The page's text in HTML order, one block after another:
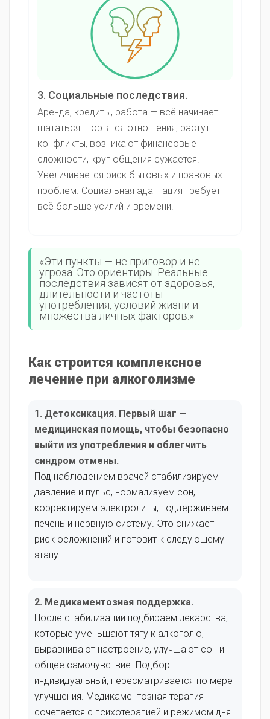
3. Социальные последствия.
Аренда, кредиты, работа — всё начинает
шататься. Портятся отношения, растут
конфликты, возникают финансовые
сложности, круг общения сужается.
Увеличивается риск бытовых и правовых
проблем. Социальная адаптация требует
всё больше усилий и времени.
«Эти пункты — не приговор и не
угроза. Это ориентиры. Реальные
последствия зависят от здоровья,
длительности и частоты
употребления, условий жизни и
множества личных факторов.»
Как строится комплексное
лечение при алкоголизме
1. Детоксикация. Первый шаг —
медицинская помощь, чтобы безопасно
выйти из употребления и облегчить
синдром отмены.
Под наблюдением врачей стабилизируем
давление и пульс, нормализуем сон,
корректируем электролиты, поддерживаем
печень и нервную систему. Это снижает
риск осложнений и готовит к следующему
этапу.
2. Медикаментозная поддержка.
После стабилизации подбираем лекарства,
которые уменьшают тягу к алкоголю,
выравнивают настроение, улучшают сон и
общее самочувствие. Подбор
индивидуальный, пересматривается по мере
улучшения. Медикаментозная терапия
сочетается с психотерапией и режимом дня